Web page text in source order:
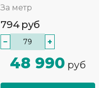
За метр
794 руб
− +
48 990 руб